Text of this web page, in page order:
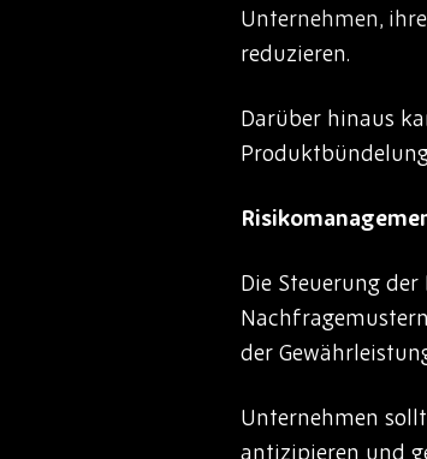
Unternehmen,
reduzieren.
Darüber hinaus
Die Steuerung
der
Unternehmen
antizipieren und